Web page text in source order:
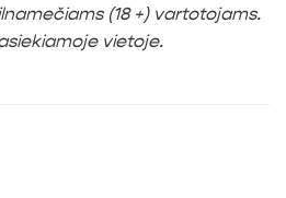
(18 +) vartotojams.
vietoje.